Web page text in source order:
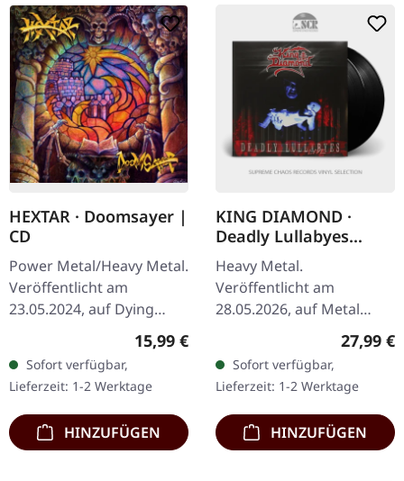
HEXTAR · Doomsayer |
CD
Power Metal/Heavy Metal.
Veröffentlicht am
23.05.2024, auf Dying
Victims Productions. CD
Aufkleber und Obi-
Streifen. Hextar
stürmen…
Regulärer Preis:
15,99 €
Sofort verfügbar,
Lieferzeit: 1-2 Werktage
HINZUFÜGEN
KING DIAMOND ·
Deadly Lullabyes
(Live) | BLACK 2LP
Heavy Metal.
Veröffentlicht am
28.05.2026, auf Metal
Blade Records. Schwarzes
Vinyl im Standard-Cover.
180g-Vinyl. Was passiert,
wenn King Diamond…
27,99 €
Sofort verfügbar,
Lieferzeit: 1-2 Werktage
HINZUFÜGEN